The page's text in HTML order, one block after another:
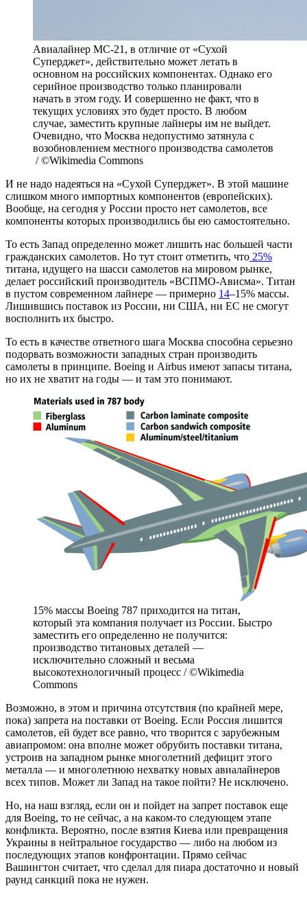
Авиалайнер МС-21, в отличие от «Сухой
Суперджет», действительно может летать в
основном на российских компонентах. Однако его
серийное производство только планировали
начать в этом году. И совершенно не факт, что в
текущих условиях это будет просто. В любом
случае, заместить крупные лайнеры им не выйдет.
Очевидно, что Москва недопустимо затянула с
возобновлением местного производства самолетов
/ ©Wikimedia Commons
И не надо надеяться на «Сухой Суперджет». В этой машине
слишком много импортных компонентов (европейских).
Вообще, на сегодня у России просто нет самолетов, все
компоненты которых производились бы ею самостоятельно.
То есть Запад определенно может лишить нас большей части
гражданских самолетов. Но тут стоит отметить, что 25%
титана, идущего на шасси самолетов на мировом рынке,
делает российский производитель «ВСПМО-Ависма». Титан
в пустом современном лайнере — примерно 14–15% массы.
Лишившись поставок из России, ни США, ни ЕС не смогут
восполнить их быстро.
То есть в качестве ответного шага Москва способна серьезно
подорвать возможности западных стран производить
самолеты в принципе. Boeing и Airbus имеют запасы титана,
но их не хватит на годы — и там это понимают.
15% массы Boeing 787 приходится на титан,
который эта компания получает из России. Быстро
заместить его определенно не получится:
производство титановых деталей —
исключительно сложный и весьма
высокотехнологичный процесс / ©Wikimedia
Commons
Возможно, в этом и причина отсутствия (по крайней мере,
пока) запрета на поставки от Boeing. Если Россия лишится
самолетов, ей будет все равно, что творится с зарубежным
авиапромом: она вполне может обрубить поставки титана,
устроив на западном рынке многолетний дефицит этого
металла — и многолетнюю нехватку новых авиалайнеров
всех типов. Может ли Запад на такое пойти? Не исключено.
Но, на наш взгляд, если он и пойдет на запрет поставок еще
для Boeing, то не сейчас, а на каком-то следующем этапе
конфликта. Вероятно, после взятия Киева или превращения
Украины в нейтральное государство — либо на любом из
последующих этапов конфронтации. Прямо сейчас
Вашингтон считает, что сделал для пиара достаточно и новый
раунд санкций пока не нужен.